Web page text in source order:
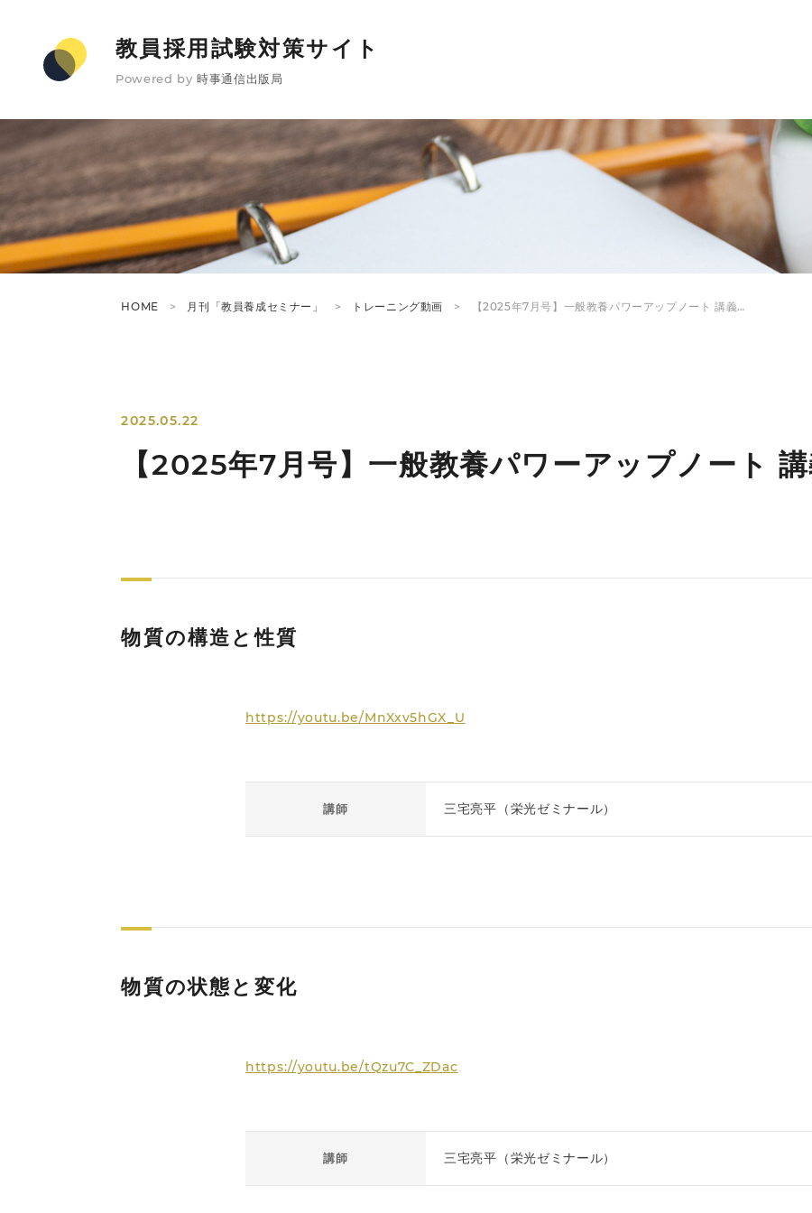
教員採用試験対策サイト
Powered by 時事通信出版局
HOME 月刊「教員養成セミナー」 トレーニング動画 【2025年7月号】一般教養パワーアップノート 講義…
2025.05.22
【2025年7月号】一般教養パワーアップノート 講
物質の構造と性質
https://youtu.be/MnXxv5hGX_U
講師 三宅亮平（栄光ゼミナール）
物質の状態と変化
https://youtu.be/tQzu7C_ZDac
講師 三宅亮平（栄光ゼミナール）